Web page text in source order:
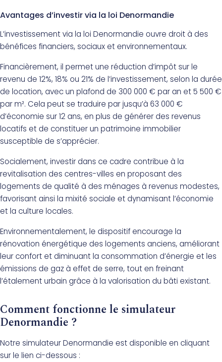
Avantages d’investir via la loi Denormandie
L’investissement via la loi Denormandie ouvre droit à des
bénéfices financiers, sociaux et environnementaux.
Financièrement, il permet une réduction d’impôt sur le
revenu de 12%, 18% ou 21% de l’investissement, selon la durée
de location, avec un plafond de 300 000 € par an et 5 500 €
par m². Cela peut se traduire par jusqu’à 63 000 €
d’économie sur 12 ans, en plus de générer des revenus
locatifs et de constituer un patrimoine immobilier
susceptible de s’apprécier.
Socialement, investir dans ce cadre contribue à la
revitalisation des centres-villes en proposant des
logements de qualité à des ménages à revenus modestes,
favorisant ainsi la mixité sociale et dynamisant l’économie
et la culture locales.
Environnementalement, le dispositif encourage la
rénovation énergétique des logements anciens, améliorant
leur confort et diminuant la consommation d’énergie et les
émissions de gaz à effet de serre, tout en freinant
l’étalement urbain grâce à la valorisation du bâti existant.
Comment fonctionne le simulateur
Denormandie ?
Notre simulateur Denormandie est disponible en cliquant
sur le lien ci-dessous :